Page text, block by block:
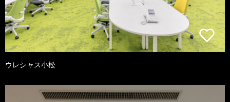
ウレシャス小松